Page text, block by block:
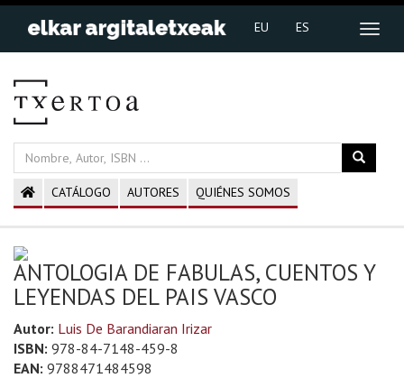
EU ES
CATÁLOGO AUTORES QUIÉNES SOMOS
ANTOLOGIA DE FABULAS, CUENTOS Y
LEYENDAS DEL PAIS VASCO
Autor: Luis De Barandiaran Irizar
ISBN: 978-84-7148-459-8
EAN: 9788471484598